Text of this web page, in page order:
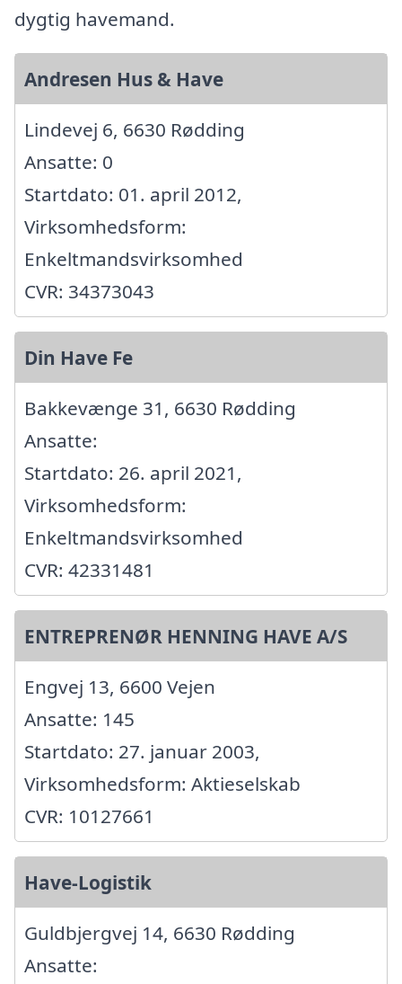
dygtig havemand.
Andresen Hus & Have
Lindevej 6, 6630 Rødding
Ansatte: 0
Startdato: 01. april 2012,
Virksomhedsform:
Enkeltmandsvirksomhed
CVR: 34373043
Din Have Fe
Bakkevænge 31, 6630 Rødding
Ansatte:
Startdato: 26. april 2021,
Virksomhedsform:
Enkeltmandsvirksomhed
CVR: 42331481
ENTREPRENØR HENNING HAVE A/S
Engvej 13, 6600 Vejen
Ansatte: 145
Startdato: 27. januar 2003,
Virksomhedsform: Aktieselskab
CVR: 10127661
Have-Logistik
Guldbjergvej 14, 6630 Rødding
Ansatte: